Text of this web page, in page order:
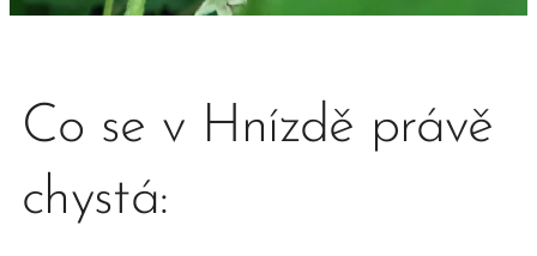
Co se v Hnízdě právě
chystá: